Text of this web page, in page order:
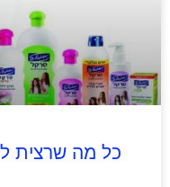
כל מה שרצית